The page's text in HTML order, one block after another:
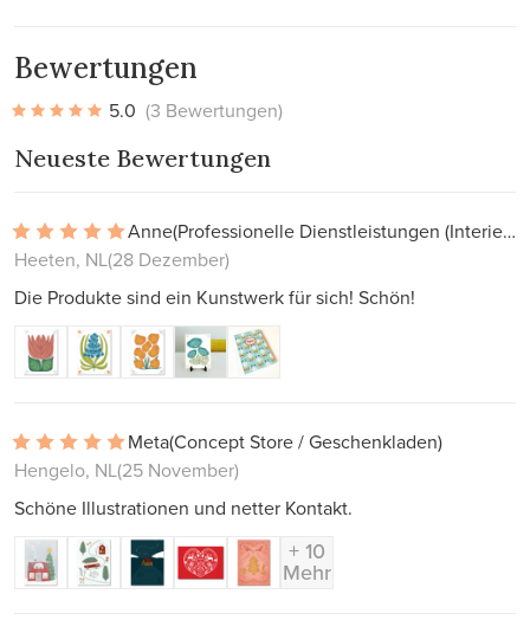
Bewertungen
5.0 (3 Bewertungen)
Neueste Bewertungen
Anne
(Professionelle Dienstleistungen (Interieur, Projekte))
Heeten, NL(28 Dezember)
Die Produkte sind ein Kunstwerk für sich! Schön!
Meta(Concept Store / Geschenkladen)
Hengelo, NL(25 November)
Schöne Illustrationen und netter Kontakt.
+ 10
Mehr